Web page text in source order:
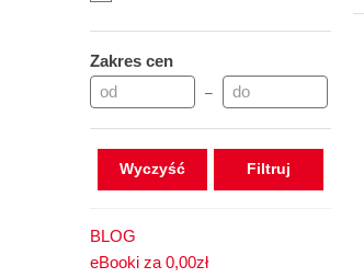
Zakres cen
–
Wyczyść
BLOG
eBooki za 0,00zł